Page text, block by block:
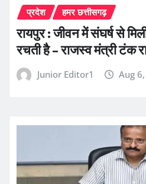
प्रदेश हमर छत्तीसगढ़
रायपुर : जीवन में संघर्ष से
रचती है – राजस्व मंत्री टंक
Junior Editor1 Aug